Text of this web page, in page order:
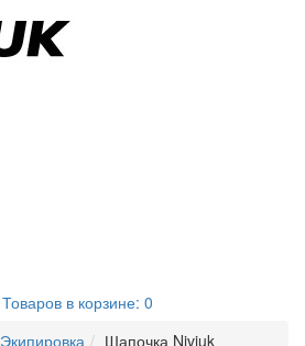
Товаров в корзине: 0
Экипировка Шапочка Niviuk